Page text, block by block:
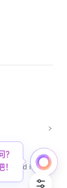
中文
in